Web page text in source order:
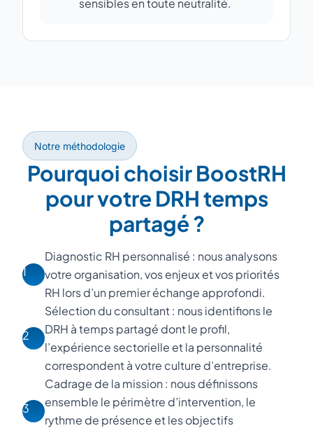
sensibles en toute neutralité.
Notre méthodologie
Pourquoi choisir BoostRH
pour votre DRH temps
partagé ?
1
Diagnostic RH personnalisé : nous analysons
votre organisation, vos enjeux et vos priorités
RH lors d’un premier échange approfondi.
2
Sélection du consultant : nous identifions le
DRH à temps partagé dont le profil,
l’expérience sectorielle et la personnalité
correspondent à votre culture d’entreprise.
3
Cadrage de la mission : nous définissons
ensemble le périmètre d’intervention, le
rythme de présence et les objectifs